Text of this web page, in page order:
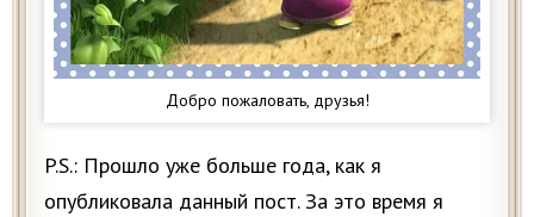
Добро пожаловать, друзья!
P.S.: Прошло уже больше года, как я
опубликовала данный пост. За это время я